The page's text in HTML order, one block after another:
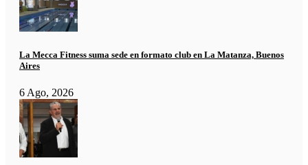
La Mecca Fitness suma sede en formato club en La Matanza, Buenos
Aires
6 Ago, 2026